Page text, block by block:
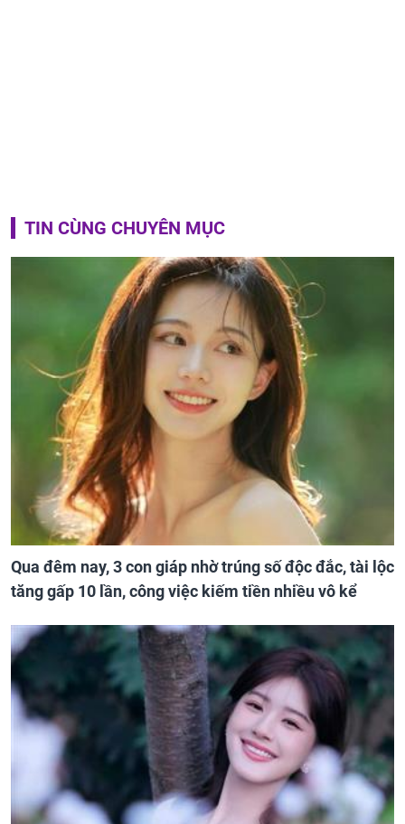
TIN CÙNG CHUYÊN MỤC
Qua đêm nay, 3 con giáp nhờ trúng số độc đắc, tài lộc
tăng gấp 10 lần, công việc kiếm tiền nhiều vô kể